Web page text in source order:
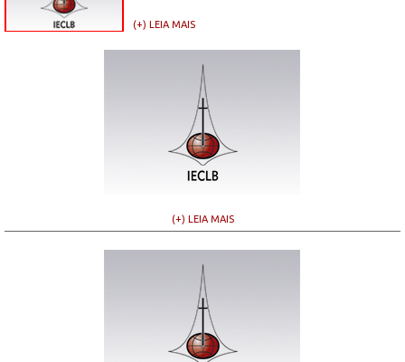
(+) LEIA MAIS
(+) LEIA MAIS